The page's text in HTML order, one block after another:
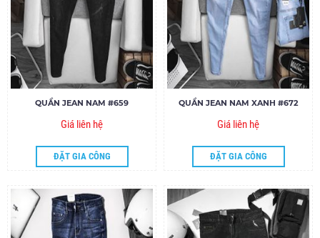
QUẦN JEAN NAM #659
Giá liên hệ
ĐẶT GIA CÔNG
QUẦN JEAN NAM XANH #672
Giá liên hệ
ĐẶT GIA CÔNG